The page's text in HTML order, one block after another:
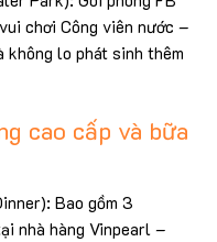
chơi Công viên nước –
không lo phát sinh thêm
cao cấp và bữa
Bao gồm 3
nhà hàng Vinpearl –